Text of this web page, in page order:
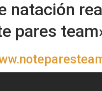
natación
pares